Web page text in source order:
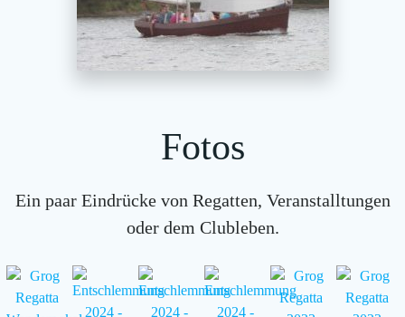
Fotos
Ein paar Eindrücke von Regatten, Veranstalltungen
oder dem Clubleben.